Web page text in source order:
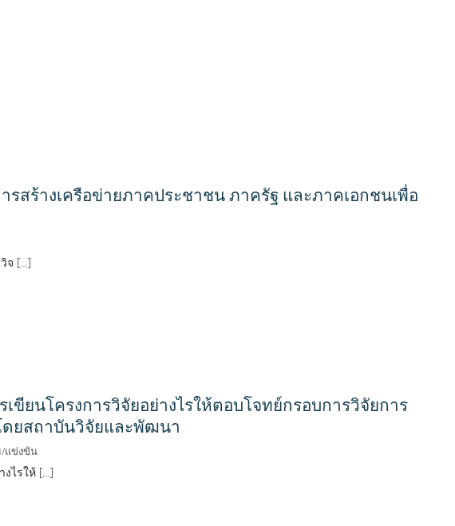
รสร้างเครือข่ายภาคประชาชน ภาครัฐ และภาคเอกชนเพื่อ
จ […]
เขียนโครงการวิจัยอย่างไรให้ตอบโจทย์กรอบการวิจัยการ
ดยสถาบันวิจัยและพัฒนา
แข่งขัน
งไรให้ […]